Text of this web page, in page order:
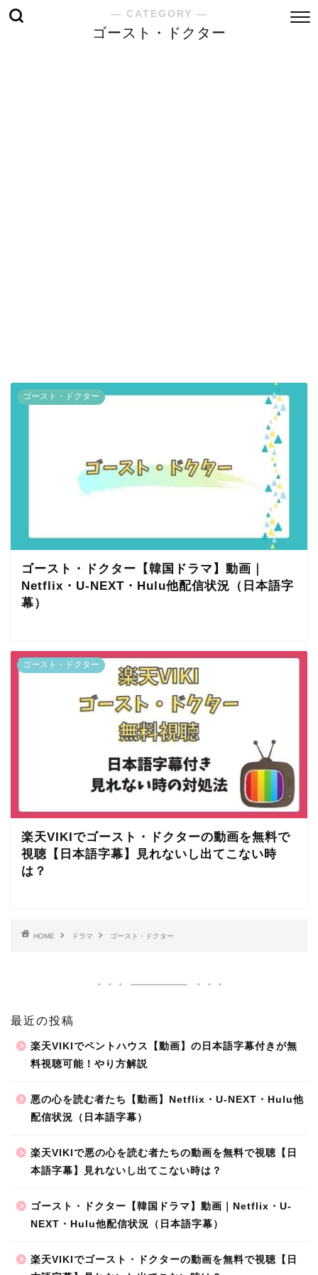
― CATEGORY ―
ゴースト・ドクター
ゴースト・ドクター
ゴースト・ドクター【韓国ドラマ】動画｜
Netflix・U-NEXT・Hulu他配信状況（日本語字
幕）
ゴースト・ドクター
楽天VIKIでゴースト・ドクターの動画を無料で
視聴【日本語字幕】見れないし出てこない時
は？
HOME ドラマ ゴースト・ドクター
最近の投稿
楽天VIKIでペントハウス【動画】の日本語字幕付きが無
料視聴可能！やり方解説
悪の心を読む者たち【動画】Netflix・U-NEXT・Hulu他
配信状況（日本語字幕）
楽天VIKIで悪の心を読む者たちの動画を無料で視聴【日
本語字幕】見れないし出てこない時は？
ゴースト・ドクター【韓国ドラマ】動画｜Netflix・U-
NEXT・Hulu他配信状況（日本語字幕）
楽天VIKIでゴースト・ドクターの動画を無料で視聴【日